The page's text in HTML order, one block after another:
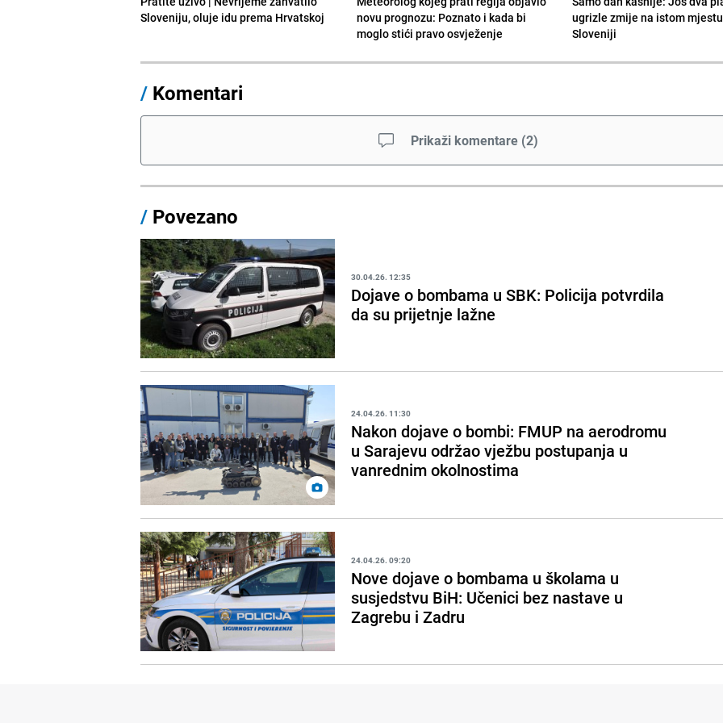
Sloveniju, oluje idu prema Hrvatskoj
novu prognozu: Poznato i kada bi
moglo stići pravo osvježenje
ugrizle zmije na istom
Sloveniji
/ Komentari
Prikaži komentare (2)
/ Povezano
30.04.26. 12:35
Dojave o bombama u SBK: Policija potvrdila
da su prijetnje lažne
24.04.26. 11:30
Nakon dojave o bombi: FMUP na aerodromu
u Sarajevu održao vježbu postupanja u
vanrednim okolnostima
24.04.26. 09:20
Nove dojave o bombama u školama u
susjedstvu BiH: Učenici bez nastave u
Zagrebu i Zadru